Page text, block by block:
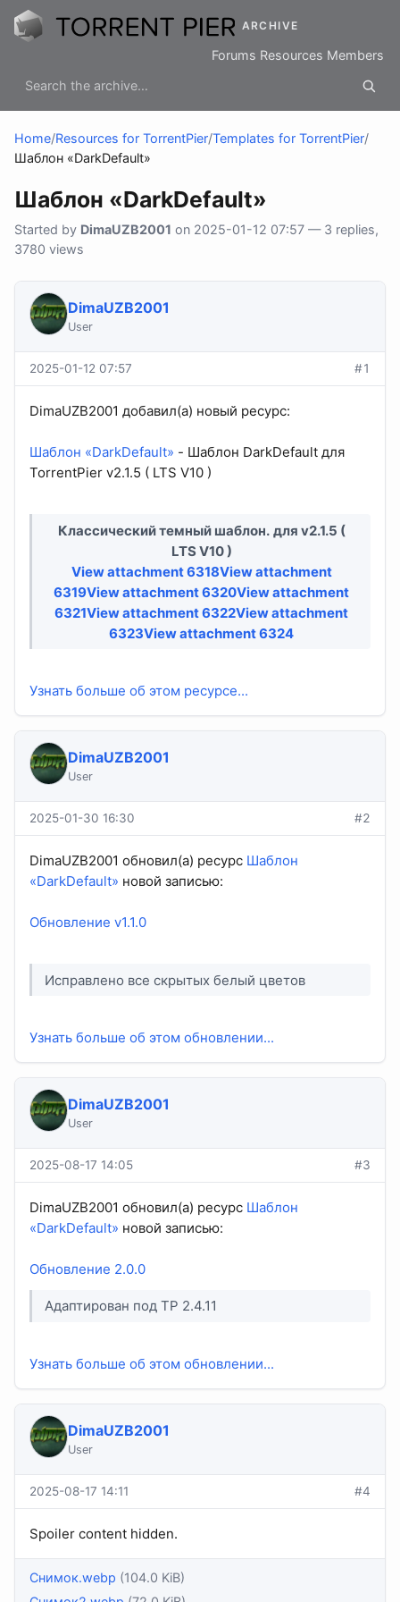
ARCHIVE
Forums Resources Members
Home/Resources for TorrentPier/Templates for TorrentPier/
Шаблон «DarkDefault»
Шаблон «DarkDefault»
Started by DimaUZB2001 on 2025-01-12 07:57 — 3 replies,
3780 views
DimaUZB2001
User
2025-01-12 07:57 #1
DimaUZB2001 добавил(а) новый ресурс:
Шаблон «DarkDefault» - Шаблон DarkDefault для
TorrentPier v2.1.5 ( LTS V10 )
Классический темный шаблон. для v2.1.5 (
LTS V10 )
View attachment 6318View attachment
6319View attachment 6320View attachment
6321View attachment 6322View attachment
6323View attachment 6324
Узнать больше об этом ресурсе...
DimaUZB2001
User
2025-01-30 16:30 #2
DimaUZB2001 обновил(а) ресурс Шаблон
«DarkDefault» новой записью:
Обновление v1.1.0
Исправлено все скрытых белый цветов
Узнать больше об этом обновлении...
DimaUZB2001
User
2025-08-17 14:05 #3
DimaUZB2001 обновил(а) ресурс Шаблон
«DarkDefault» новой записью:
Обновление 2.0.0
Адаптирован под TP 2.4.11​
Узнать больше об этом обновлении...
DimaUZB2001
User
2025-08-17 14:11 #4
Spoiler content hidden.
Снимок.webp (104.0 KiB)